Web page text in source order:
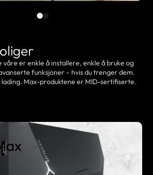
våre er enkle å installere, enkle å bruke og
funksjoner – hvis du trenger dem.
Max-produktene er MID-sertifiserte.